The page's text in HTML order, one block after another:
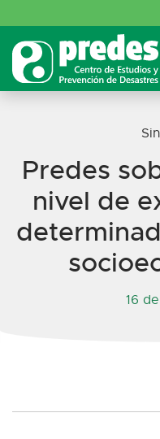
Predes
nivel de
16